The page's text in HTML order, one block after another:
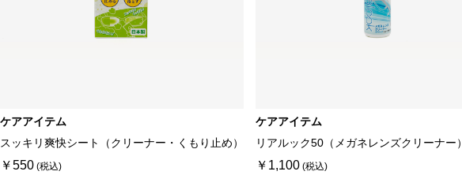
ケアアイテム
スッキリ爽快シート（クリーナー・くもり止め）
￥550
ケアアイテム
リアルック50（メガネレンズクリーナー）
￥1,100